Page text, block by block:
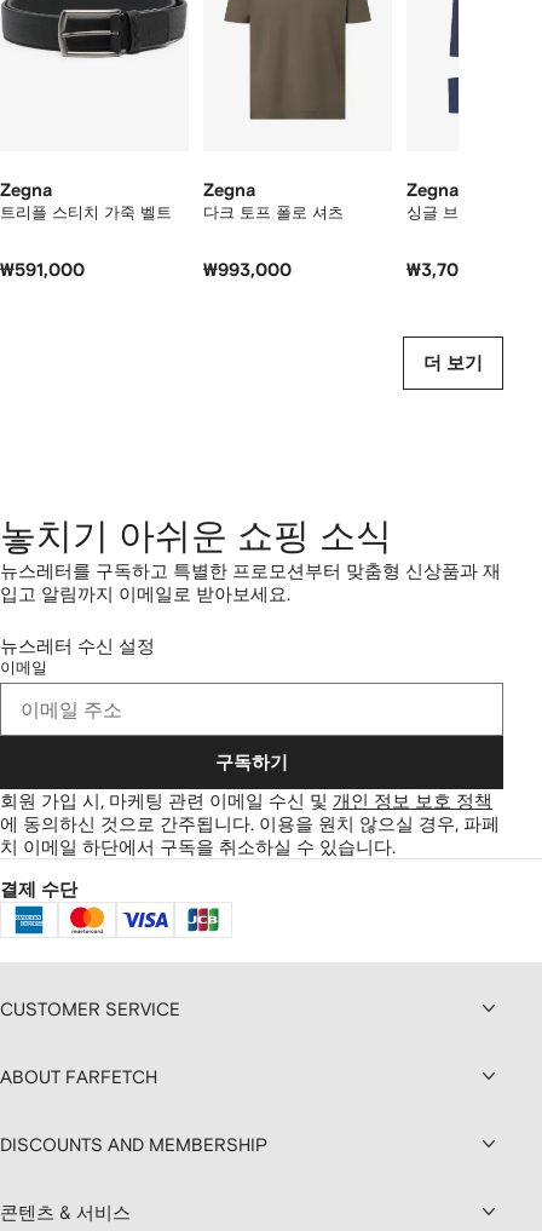
Zegna
트리플 스티치 가죽 벨트
₩591,000
Zegna
다크 토프 폴로 셔츠
₩993,000
Zegna
싱글 브레스티드
₩3,703,000
더 보기
놓치기 아쉬운 쇼핑 소식
뉴스레터를 구독하고 특별한 프로모션부터 맞춤형 신상품과 재
입고 알림까지 이메일로 받아보세요.
뉴스레터 수신 설정
이메일
구독하기
회원 가입 시, 마케팅 관련 이메일 수신 및 개인 정보 보호 정책
에 동의하신 것으로 간주됩니다. 이용을 원치 않으실 경우, 파페
치 이메일 하단에서 구독을 취소하실 수 있습니다.
결제 수단
CUSTOMER SERVICE
ABOUT FARFETCH
DISCOUNTS AND MEMBERSHIP
콘텐츠 & 서비스